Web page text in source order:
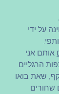
על ידי
אותם אני
הרגליים
שאת בואו
שחורים